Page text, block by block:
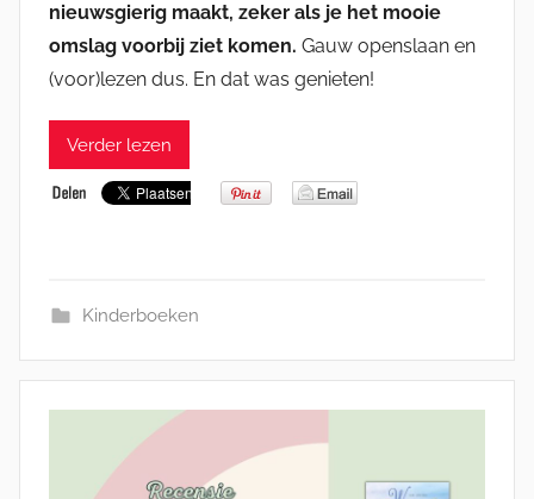
nieuwsgierig maakt, zeker als je het mooie
omslag voorbij ziet komen. Gauw openslaan en
(voor)lezen dus. En dat was genieten!
Verder lezen
Kinderboeken